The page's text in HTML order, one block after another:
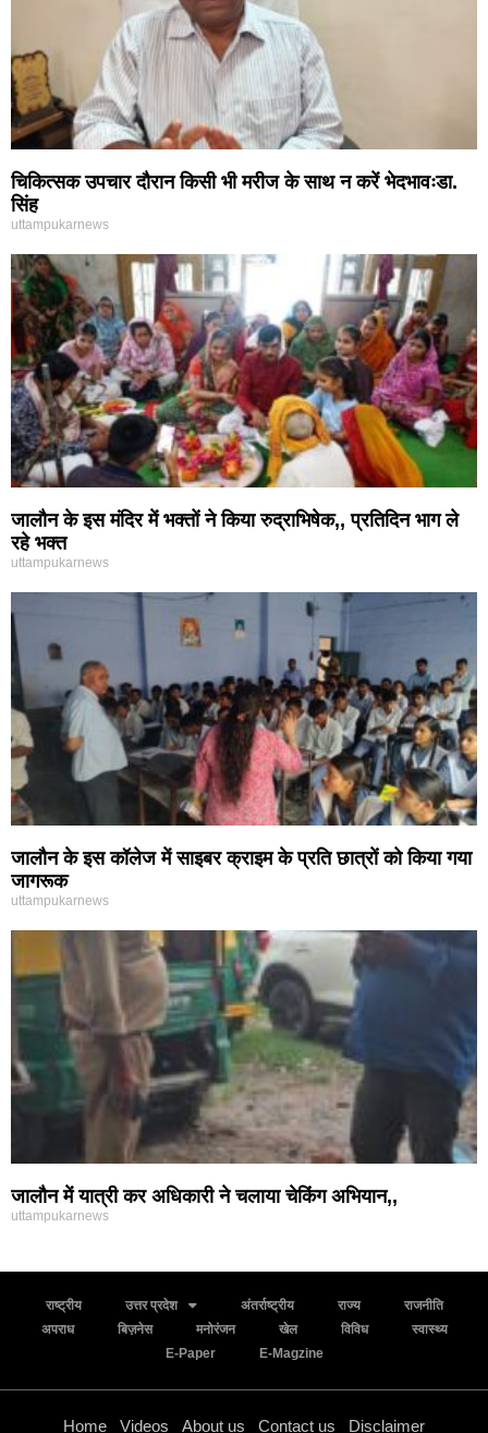
चिकित्सक उपचार दौरान किसी भी मरीज के साथ न करें भेदभावःडा.
सिंह
uttampukarnews
जालौन के इस मंदिर में भक्तों ने किया रुद्राभिषेक,, प्रतिदिन भाग ले
रहे भक्त
uttampukarnews
जालौन के इस कॉलेज में साइबर क्राइम के प्रति छात्रों को किया गया
जागरूक
uttampukarnews
जालौन में यात्री कर अधिकारी ने चलाया चेकिंग अभियान,,
uttampukarnews
राष्ट्रीय उत्तर प्रदेश अंतर्राष्ट्रीय राज्य
राजनीति
अपराध
बिज़नेस मनोरंजन खेल विविध
स्वास्थ्य
E-Paper
E-Magzine
Home Videos About us Contact us Disclaimer